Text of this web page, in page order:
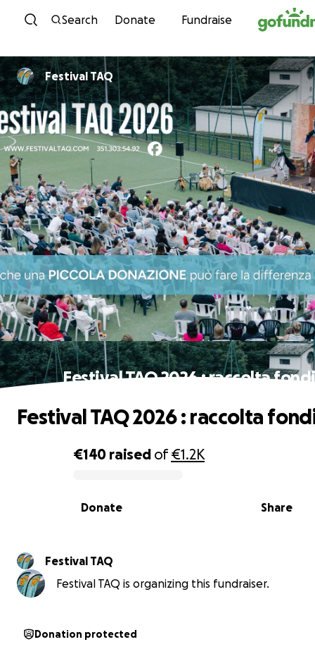
Skip to content
Search Donate Fundraise
Festival TAQ
Festival TAQ 2026 : raccolta fondi
0% complete
€140 raised of€1.2K
Share
Donate
Festival TAQ 2026 : raccolta
Festival TAQ
Festival TAQ is organizing this fundraiser.
Donation protected